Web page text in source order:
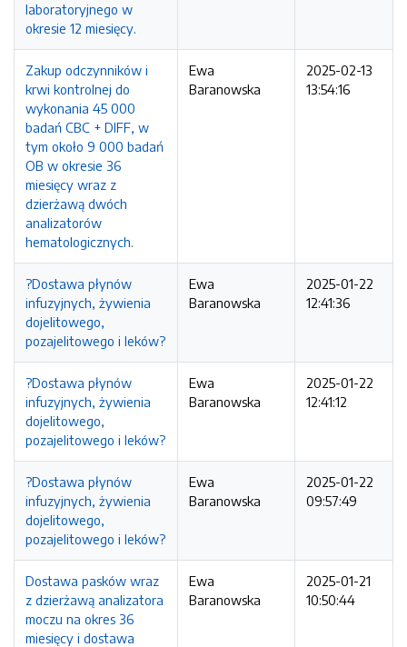
laboratoryjnego w
okresie 12 miesięcy.
Zakup odczynników i
krwi kontrolnej do
wykonania 45 000
badań CBC + DIFF, w
tym około 9 000 badań
OB w okresie 36
miesięcy wraz z
dzierżawą dwóch
analizatorów
hematologicznych.
Ewa
Baranowska
2025-02-13
13:54:16
?Dostawa płynów
infuzyjnych, żywienia
dojelitowego,
pozajelitowego i leków?
Ewa
Baranowska
2025-01-22
12:41:36
?Dostawa płynów
infuzyjnych, żywienia
dojelitowego,
pozajelitowego i leków?
Ewa
Baranowska
2025-01-22
12:41:12
?Dostawa płynów
infuzyjnych, żywienia
dojelitowego,
pozajelitowego i leków?
Ewa
Baranowska
2025-01-22
09:57:49
Dostawa pasków wraz
z dzierżawą analizatora
moczu na okres 36
miesięcy i dostawa
Ewa
Baranowska
2025-01-21
10:50:44